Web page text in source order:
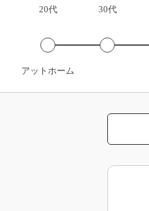
20代 30代
アットホーム